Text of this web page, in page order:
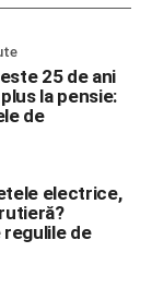
25 de ani
la pensie:
de
electrice,
regulile de